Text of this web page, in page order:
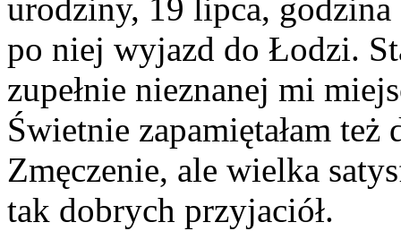
urodziny, 19 lipca, godzina
po niej wyjazd do Łodzi.
zupełnie nieznanej mi
Świetnie zapamiętałam
Zmęczenie, ale wielka
tak dobrych przyjaciół.